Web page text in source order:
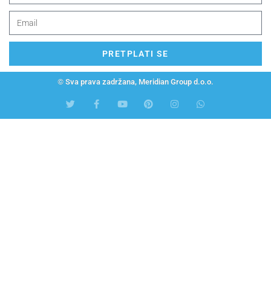
PRETPLATI SE
© Sva prava zadržana, Meridian Group d.o.o.